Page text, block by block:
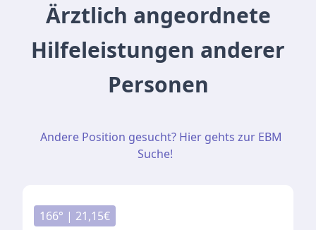
Ärztlich angeordnete
Hilfeleistungen anderer
Personen
Andere Position gesucht? Hier gehts zur EBM
Suche!
166° | 21,15€